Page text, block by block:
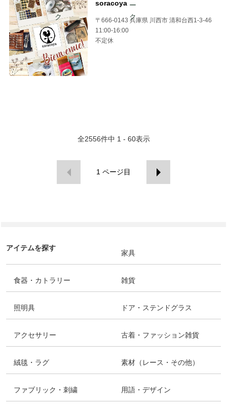
soracoya
〒666-0143 兵庫県 川西市 清和台西1-3-46
11:00-16:00
不定休
全2556件中 1 - 60表示
1 ページ目
アイテムを探す
家具
食器・カトラリー 雑貨
照明具 ドア・ステンドグラス
アクセサリー 古着・ファッション雑貨
絨毯・ラグ 素材（レース・その他）
ファブリック・刺繍 用語・デザイン